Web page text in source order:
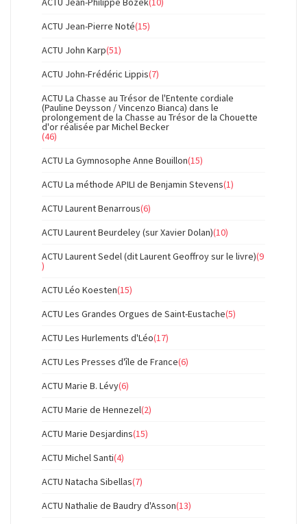
ACTU Jean-Pierre Noté(15)
ACTU John Karp(51)
ACTU John-Frédéric Lippis(7)
ACTU La Chasse au Trésor de l'Entente cordiale
(Pauline Deysson / Vincenzo Bianca) dans le
prolongement de la Chasse au Trésor de la Chouette
d'or réalisée par Michel Becker
(46)
ACTU La Gymnosophe Anne Bouillon(15)
ACTU La méthode APILI de Benjamin Stevens(1)
ACTU Laurent Benarrous(6)
ACTU Laurent Beurdeley (sur Xavier Dolan)(10)
ACTU Laurent Sedel (dit Laurent Geoffroy sur le livre)(9
)
ACTU Léo Koesten(15)
ACTU Les Grandes Orgues de Saint-Eustache(5)
ACTU Les Hurlements d'Léo(17)
ACTU Les Presses d'île de France(6)
ACTU Marie B. Lévy(6)
ACTU Marie de Hennezel(2)
ACTU Marie Desjardins(15)
ACTU Michel Santi(4)
ACTU Natacha Sibellas(7)
ACTU Nathalie de Baudry d'Asson(13)